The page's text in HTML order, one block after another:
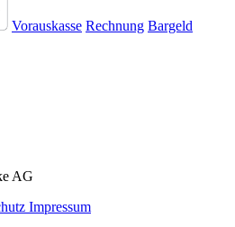
Vorauskasse Rechnung Bargeld
AG
Impressum